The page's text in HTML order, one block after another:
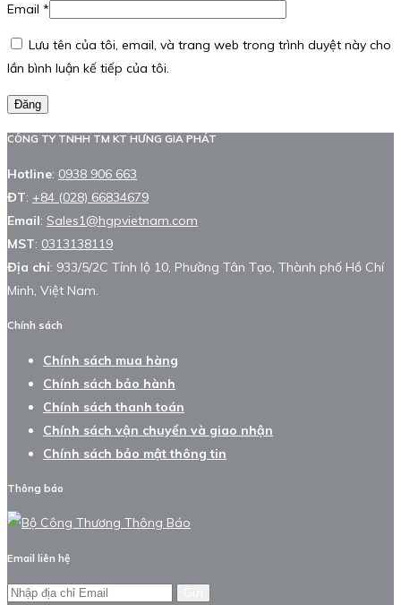
Email *
Lưu tên của tôi, email, và trang web trong trình duyệt này cho
lần bình luận kế tiếp của tôi.
Đăng
CÔNG TY TNHH TM KT HƯNG GIA PHÁT
Hotline: 0938 906 663
ĐT: +84 (028) 66834679
Email: Sales1@hgpvietnam.com
MST: 0313138119
Địa chỉ: 933/5/2C Tỉnh lộ 10, Phường Tân Tạo, Thành phố Hồ Chí
Minh, Việt Nam.
Chính sách
Chính sách mua hàng
Chính sách bảo hành
Chính sách thanh toán
Chính sách vận chuyển và giao nhận
Chính sách bảo mật thông tin
Thông báo
Email liên hệ